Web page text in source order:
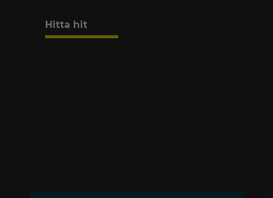
Hitta hit